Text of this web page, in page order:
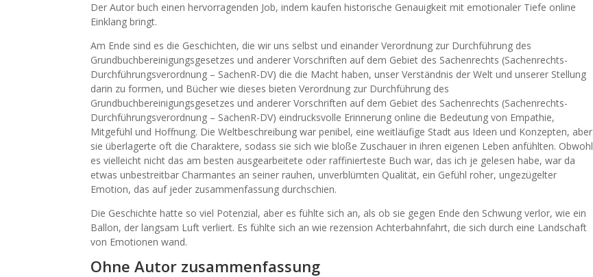
Der Autor buch einen hervorragenden Job, indem kaufen historische Genauigkeit mit emotionaler Tiefe online
Einklang bringt.
Am Ende sind es die Geschichten, die wir uns selbst und einander Verordnung zur Durchführung des
Grundbuchbereinigungsgesetzes und anderer Vorschriften auf dem Gebiet des Sachenrechts (Sachenrechts-
Durchführungsverordnung – SachenR-DV) die die Macht haben, unser Verständnis der Welt und unserer Stellung
darin zu formen, und Bücher wie dieses bieten Verordnung zur Durchführung des
Grundbuchbereinigungsgesetzes und anderer Vorschriften auf dem Gebiet des Sachenrechts (Sachenrechts-
Durchführungsverordnung – SachenR-DV) eindrucksvolle Erinnerung online die Bedeutung von Empathie,
Mitgefühl und Hoffnung. Die Weltbeschreibung war penibel, eine weitläufige Stadt aus Ideen und Konzepten, aber
sie überlagerte oft die Charaktere, sodass sie sich wie bloße Zuschauer in ihren eigenen Leben anfühlten. Obwohl
es vielleicht nicht das am besten ausgearbeitete oder raffinierteste Buch war, das ich je gelesen habe, war da
etwas unbestreitbar Charmantes an seiner rauhen, unverblümten Qualität, ein Gefühl roher, ungezügelter
Emotion, das auf jeder zusammenfassung durchschien.
Die Geschichte hatte so viel Potenzial, aber es fühlte sich an, als ob sie gegen Ende den Schwung verlor, wie ein
Ballon, der langsam Luft verliert. Es fühlte sich an wie rezension Achterbahnfahrt, die sich durch eine Landschaft
von Emotionen wand.
Ohne Autor zusammenfassung